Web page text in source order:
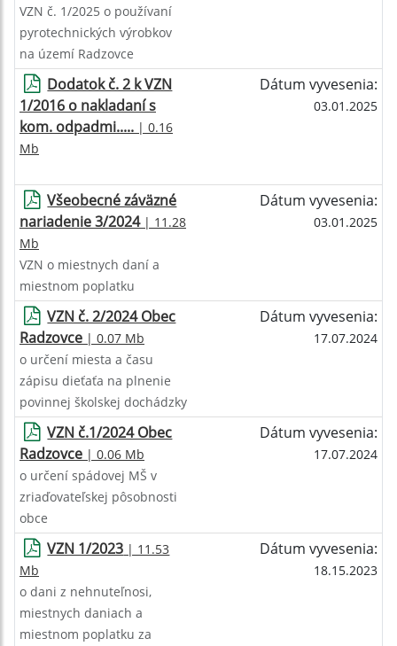
VZN č. 1/2025 o používaní
pyrotechnických výrobkov
na území Radzovce
Dodatok č. 2 k VZN
1/2016 o nakladaní s
kom. odpadmi..... | 0.16
Mb
Dátum vyvesenia:
03.01.2025
Všeobecné záväzné
nariadenie 3/2024| 11.28
Mb
Dátum vyvesenia:
03.01.2025
VZN o miestnych daní a
miestnom poplatku
VZN č. 2/2024 Obec
Radzovce | 0.07 Mb
Dátum vyvesenia:
17.07.2024
o určení miesta a času
zápisu dieťaťa na plnenie
povinnej školskej dochádzky
VZN č.1/2024 Obec
Radzovce | 0.06 Mb
Dátum vyvesenia:
17.07.2024
o určení spádovej MŠ v
zriaďovateľskej pôsobnosti
obce
VZN 1/2023 | 11.53
Mb
Dátum vyvesenia:
18.15.2023
o dani z nehnuteľnosi,
miestnych daniach a
miestnom poplatku za